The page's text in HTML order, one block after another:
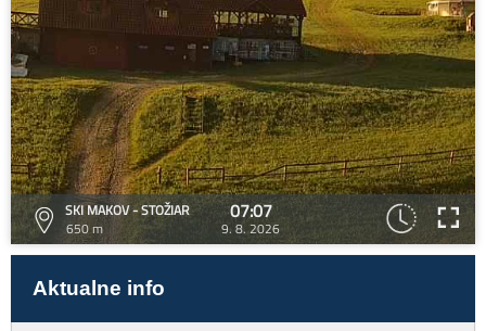
SKI MAKOV - STOŽIAR
650 m
07:07
9. 8. 2026
Aktualne info